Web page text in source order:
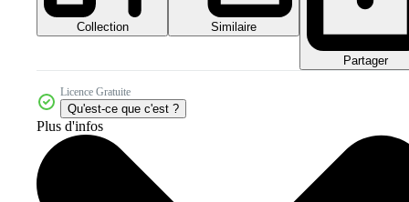
Collection Similaire
Partager
Licence Gratuite
Qu'est-ce que c'est ?
Plus d'infos